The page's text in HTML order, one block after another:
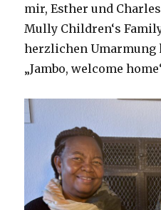
mir, Esther und
Mully Children‘s
herzlichen Umarmung
„Jambo, welcome